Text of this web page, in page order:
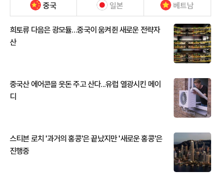
중국 일본 베트남
희토류 다음은 광모듈…중국이 움켜쥔 새로운 전략자
산
중국산 에어콘을 웃돈 주고 산다...유럽 열광시킨 메이
디
스티븐 로치 '과거의 홍콩'은 끝났지만 '새로운 홍콩'은
진행중